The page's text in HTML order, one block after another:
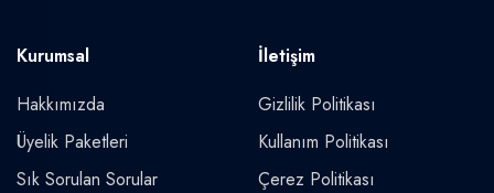
Kurumsal
Hakkımızda
Üyelik Paketleri
Sık Sorulan Sorular
İletişim
Gizlilik Politikası
Kullanım Politikası
Çerez Politikası